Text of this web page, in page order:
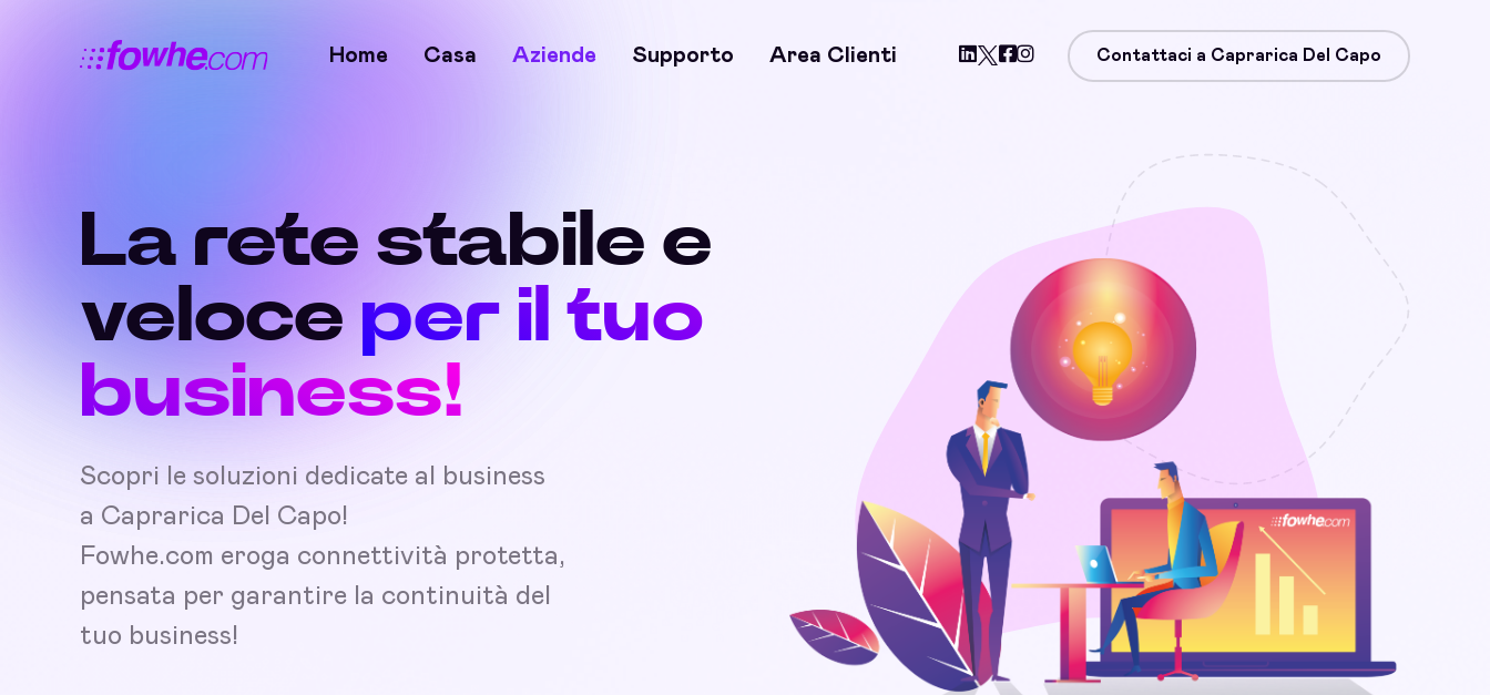
Home Casa Aziende Supporto Area Clienti Contattaci a Caprarica Del Capo
La rete stabile e
veloce per il tuo
business!
Scopri le soluzioni dedicate al business
a Caprarica Del Capo!
Fowhe.com eroga connettività protetta,
pensata per garantire la continuità del
tuo business!